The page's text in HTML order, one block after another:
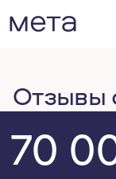
Отзывы
70